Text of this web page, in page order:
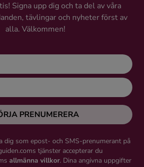
Signa upp dig och ta del av våra
tävlingar och nyheter först av
alla. Välkommen!
PRENUMERERA
dig som epost- och SMS-prenumerant på
tjänster accepterar du
allmänna villkor. Dina angivna uppgifter